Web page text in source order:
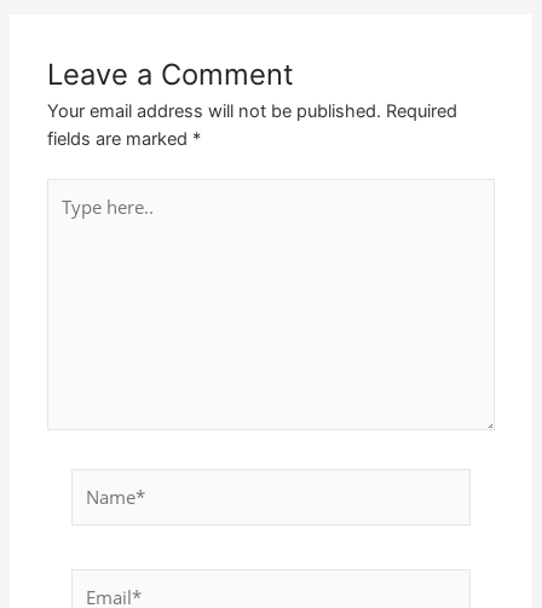
Leave a Comment
Your email address will not be published. Required
fields are marked *
here..